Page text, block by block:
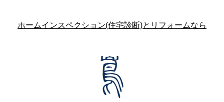
ホームインスペクション(住宅診断)とリフォームなら